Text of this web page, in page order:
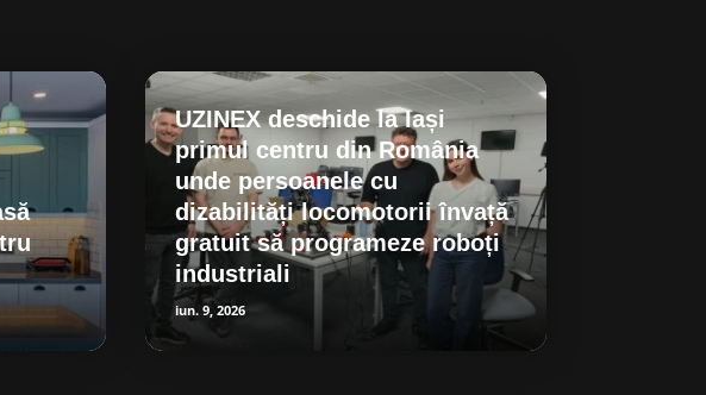
UZINEX deschide la Iași
primul centru din România
unde persoanele cu
dizabilități locomotorii învață
gratuit să programeze roboți
industriali
iun. 9, 2026